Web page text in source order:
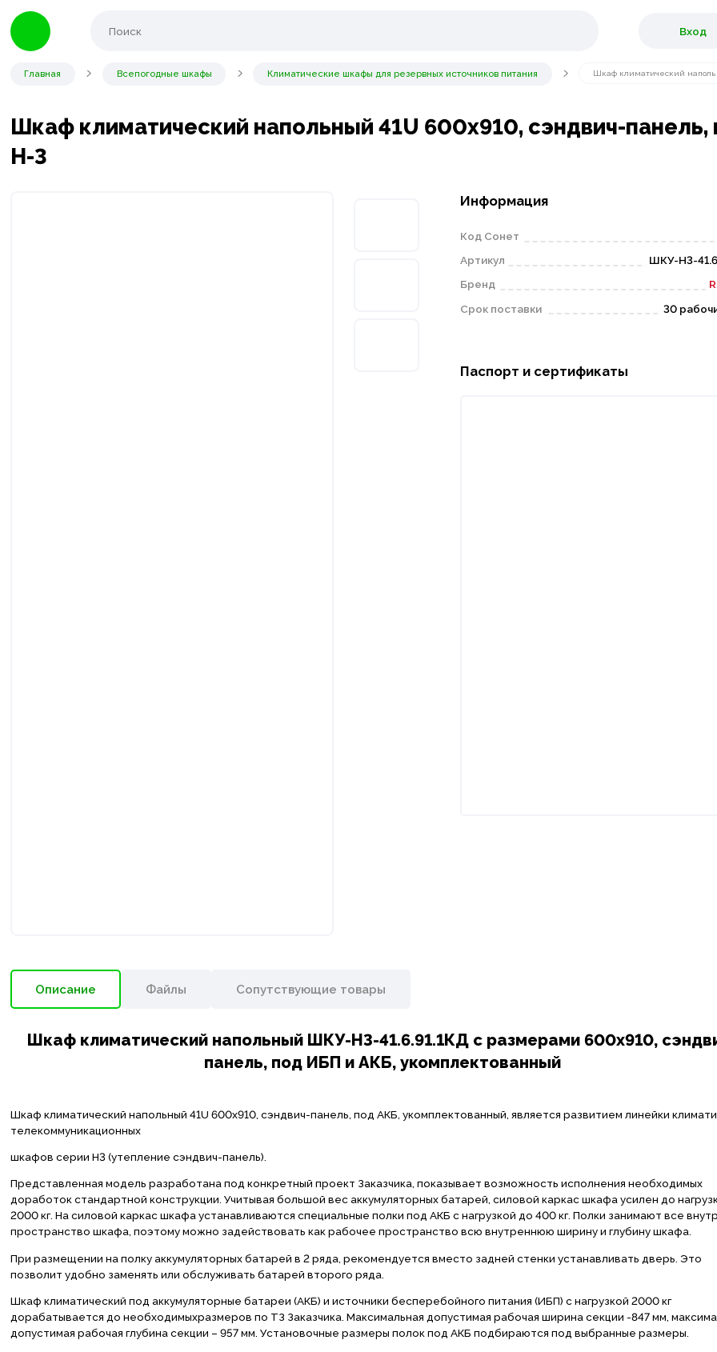
Вход
Главная Всепогодные шкафы Климатические шкафы для резервных источников питания Шкаф климатический
Шкаф климатический напольный 41U 600х910, сэндвич-
Н-3
Информация
Код Сонет
Артикул
ШКУ-Н3-
Бренд
Срок поставки
30
Паспорт и сертификаты
Описание Файлы Сопутствующие товары
Шкаф климатический напольный ШКУ-Н3-41.6.91.1КД с размерами 600х910,
панель, под ИБП и АКБ, укомплектованный
Шкаф климатический напольный 41U 600х910, сэндвич-панель, под АКБ, укомплектованный, является развитием линейки
телекоммуникационных
шкафов серии Н3 (утепление сэндвич-панель).
Представленная модель разработана под конкретный проект Заказчика, показывает возможность исполнения необходимых
доработок стандартной конструкции. Учитывая большой вес аккумуляторных батарей, силовой каркас шкафа усилен до
2000 кг. На силовой каркас шкафа устанавливаются специальные полки под АКБ с нагрузкой до 400 кг. Полки занимают все
пространство шкафа, поэтому можно задействовать как рабочее пространство всю внутреннюю ширину и глубину шкафа.
При размещении на полку аккумуляторных батарей в 2 ряда, рекомендуется вместо задней стенки устанавливать дверь. Это
позволит удобно заменять или обслуживать батарей второго ряда.
Шкаф климатический под аккумуляторные батареи (АКБ) и источники бесперебойного питания (ИБП) с нагрузкой 2000 кг
дорабатывается до необходимыхразмеров по ТЗ Заказчика. Максимальная допустимая рабочая ширина секции -847 мм,
допустимая рабочая глубина секции – 957 мм. Установочные размеры полок под АКБ подбираются под выбранные размеры.